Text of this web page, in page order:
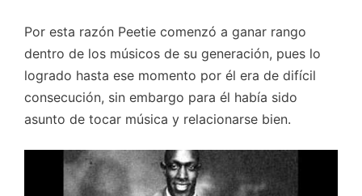
Por esta razón Peetie comenzó a ganar rango
dentro de los músicos de su generación, pues lo
logrado hasta ese momento por él era de difícil
consecución, sin embargo para él había sido
asunto de tocar música y relacionarse bien.